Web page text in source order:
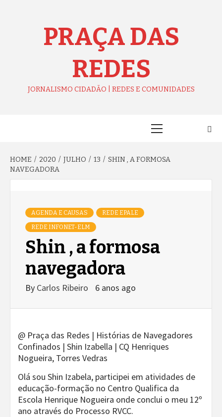
PRAÇA DAS
REDES
JORNALISMO CIDADÃO | REDES E COMUNIDADES
HOME 2020 JULHO 13
SHIN , A FORMOSA
NAVEGADORA
AGENDA E CAUSAS REDE EPALE
REDE INFONET-ELM
Shin , a formosa
navegadora
By Carlos Ribeiro 6 anos ago
@ Praça das Redes | Histórias de Navegadores
Confinados | Shin Izabella | CQ Henriques
Nogueira, Torres Vedras
Olá sou Shin Izabela, participei em atividades de
educação-formação no Centro Qualifica da
Escola Henrique Nogueira onde conclui o meu 12º
ano através do Processo RVCC.